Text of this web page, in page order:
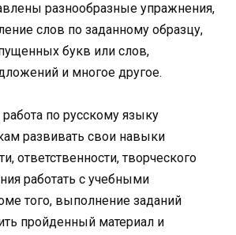
разнообразные упражнения,
слов по заданному образцу,
букв или слов,
и многое другое.
по русскому языку
развивать свои навыки
ответственности, творческого
работать с учебными
того, выполнение заданий
пройденный материал и